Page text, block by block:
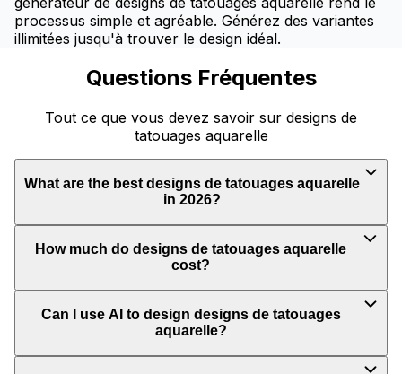
processus simple et agréable. Générez des variantes
illimitées jusqu'à trouver le design idéal.
Questions Fréquentes
Tout ce que vous devez savoir sur designs de
tatouages aquarelle
What are the best designs de tatouages aquarelle
in 2026?
How much do designs de tatouages aquarelle
cost?
Can I use AI to design designs de tatouages
aquarelle?